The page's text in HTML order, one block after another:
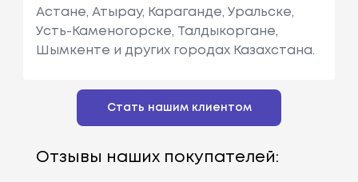
Астане, Атырау, Караганде, Уральске,
Усть-Каменогорске, Талдыкоргане,
Шымкенте и других городах Казахстана.
Стать нашим клиентом
Отзывы наших покупателей: